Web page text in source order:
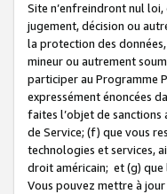
Site n’enfreindront nul
jugement, décision ou
la protection des
mineur ou autrement
participer au Programme
expressément énoncées
faites l’objet de sanctions
de Service; (f) que vous
technologies et services,
droit américain; et (g) que
Vous pouvez mettre à